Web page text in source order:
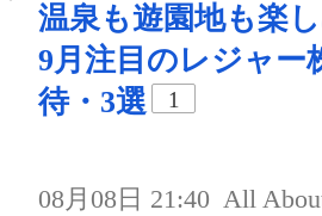
温泉も遊園地も楽し
9月注目のレジャー
待・3選
1
08月08日 21:40 All